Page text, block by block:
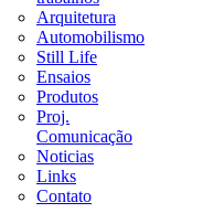
Arquitetura
Automobilismo
Still Life
Ensaios
Produtos
Proj.
Comunicação
Noticias
Links
Contato